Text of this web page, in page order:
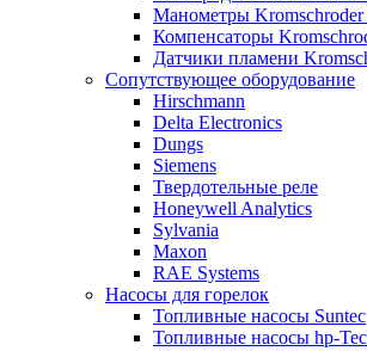
Манометры
Компенсаторы
Датчики пламени
Сопутствующее оборудование
Hirschmann
Delta Electronics
Dungs
Siemens
Твердотельные реле
Honeywell Analytics
Sylvania
Maxon
RAE Systems
Насосы для горелок
Топливные насосы Suntec
Топливные насосы hp-